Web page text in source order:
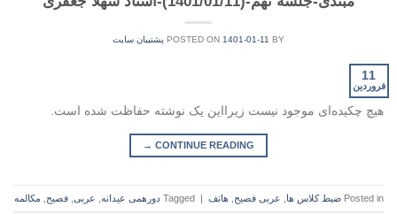
POSTED ON 1401-01-11 BY پشتیبان سایت
11
فروردین
هیچ چکیده‌ای موجود نیست زیرا‌این یک نوشته حفاظت شده است.
CONTINUE READING
→
Posted in ضبط کلاس ها عربی فصیح هاتف |
Tagged دورهمی عیدانه عربی فصیح مکالمه